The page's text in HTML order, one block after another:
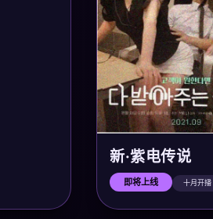
新·紫电传说
即将上线 十月开播